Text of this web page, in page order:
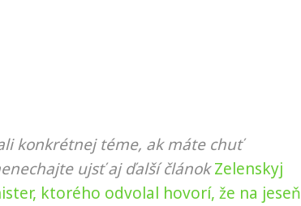
konkrétnej téme, ak máte chuť
ujsť aj ďalší článok Zelenskyj
ktorého odvolal hovorí, že na jeseň